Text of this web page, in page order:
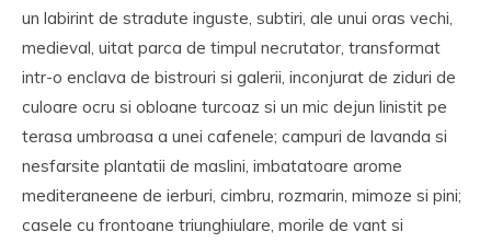
un labirint de stradute inguste, subtiri, ale unui oras vechi,
medieval, uitat parca de timpul necrutator, transformat
intr-o enclava de bistrouri si galerii, inconjurat de ziduri de
culoare ocru si obloane turcoaz si un mic dejun linistit pe
terasa umbroasa a unei cafenele; campuri de lavanda si
nesfarsite plantatii de maslini, imbatatoare arome
mediteraneene de ierburi, cimbru, rozmarin, mimoze si pini;
casele cu frontoane triunghiulare, morile de vant si